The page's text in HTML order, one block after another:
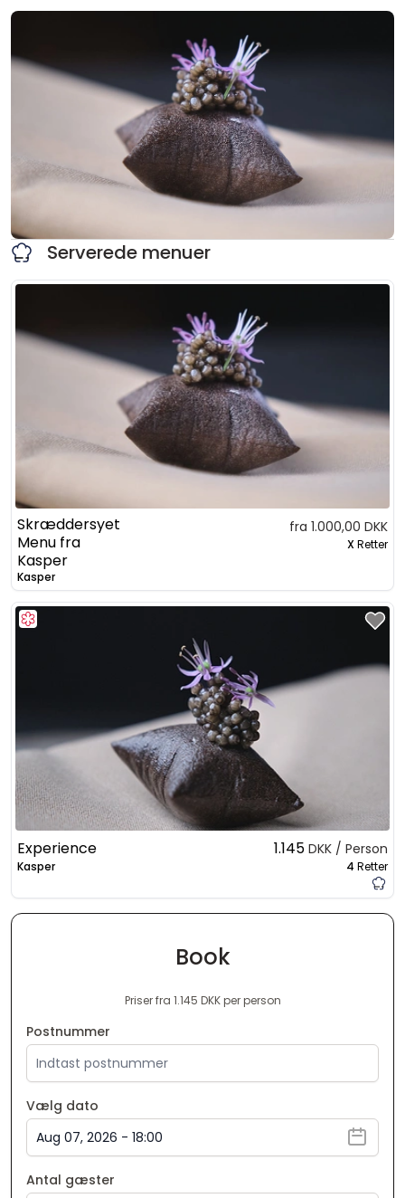
Serverede menuer
Skræddersyet
Menu fra
Kasper
Kasper
fra 1.000,00 DKK
X Retter
Experience
Kasper
1.145 DKK / Person
4 Retter
Book
Priser fra 1.145 DKK per person
Postnummer
Vælg dato
Antal gæster